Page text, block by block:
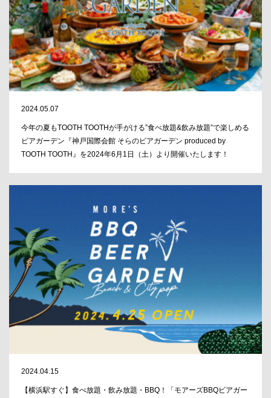
2024.05.07
今年の夏もTOOTH TOOTHが手がける”食べ放題&飲み放題”で楽しめる
ビアガーデン『神戸国際会館 そらのビアガーデン produced by
TOOTH TOOTH』を2024年6月1日（土）より開催いたします！
2024.04.15
【横浜駅すぐ】食べ放題・飲み放題・BBQ！「モアーズBBQビアガー